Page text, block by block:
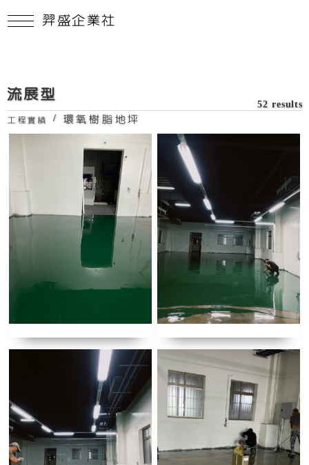
流展型
52 results
工程實績 / 環氧樹脂地坪
羿盛企業社